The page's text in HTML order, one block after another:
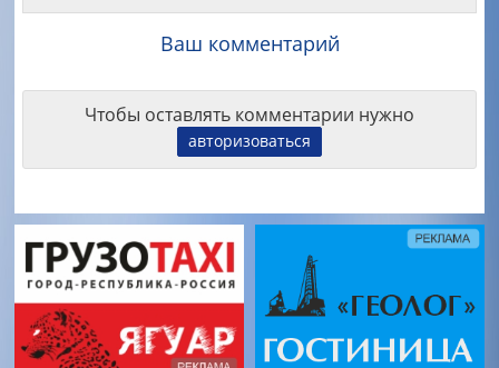
Ваш комментарий
Чтобы оставлять комментарии нужно
авторизоваться